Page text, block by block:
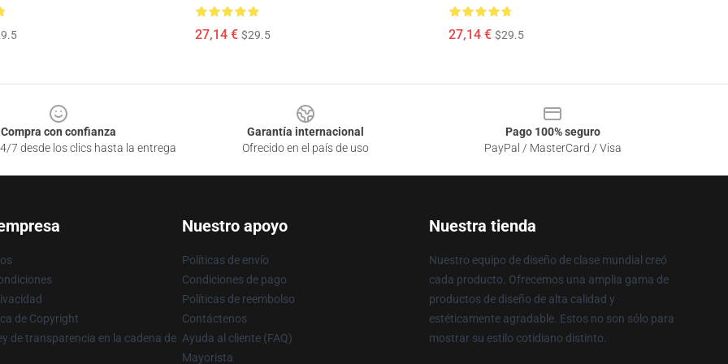
27,14 € $29.5 27,14 € $29.5
Compra con confianza
7 desde los clics hasta la entrega
Garantía internacional
Ofrecido en el país de uso
Pago 100% seguro
PayPal / MasterCard / Visa
de Copyright
de transparencia en la cadena de
Nuestro apoyo
Políticas de envío
Condiciones de pago
Políticas de reembolso
Contáctenos
Ayuda al cliente (FAQ)
Mayorista
Nuestra tienda
Nuestro equipo de diseño de clase mundial creó
cada producto. Ofrecemos una amplia gama de
productos de diseño de alta calidad y
estéticamente agradable. Estos no son sólo para
mostrar su estilo cotidiano distinto.